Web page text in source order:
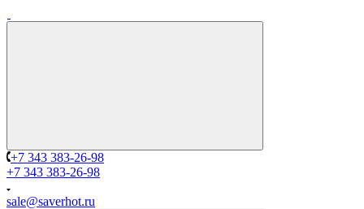
+7 343 383-26-98
+7 343 383-26-98
sale@saverhot.ru